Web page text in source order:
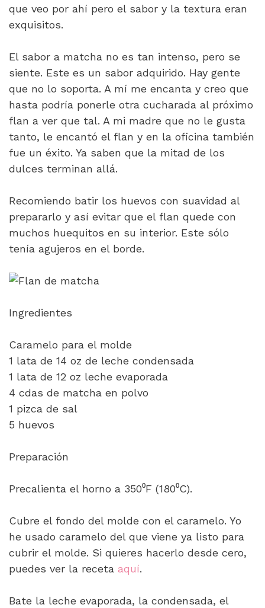
que veo por ahí pero el sabor y la textura eran
exquisitos.
El sabor a matcha no es tan intenso, pero se
siente. Este es un sabor adquirido. Hay gente
que no lo soporta. A mí me encanta y creo que
hasta podría ponerle otra cucharada al próximo
flan a ver que tal. A mi madre que no le gusta
tanto, le encantó el flan y en la oficina también
fue un éxito. Ya saben que la mitad de los
dulces terminan allá.
Recomiendo batir los huevos con suavidad al
prepararlo y así evitar que el flan quede con
muchos huequitos en su interior. Este sólo
tenía agujeros en el borde.
Ingredientes
Caramelo para el molde
1 lata de 14 oz de leche condensada
1 lata de 12 oz leche evaporada
4 cdas de matcha en polvo
1 pizca de sal
5 huevos
Preparación
Precalienta el horno a 350⁰F (180⁰C).
Cubre el fondo del molde con el caramelo. Yo
he usado caramelo del que viene ya listo para
cubrir el molde. Si quieres hacerlo desde cero,
puedes ver la receta aquí.
Bate la leche evaporada, la condensada, el